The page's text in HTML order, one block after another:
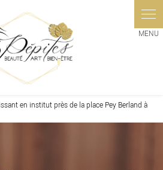
en institut près de la place Pey Berland à